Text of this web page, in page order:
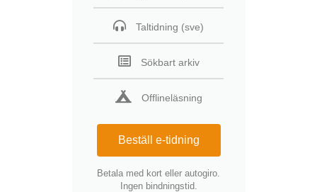
Taltidning (sve)
Sökbart arkiv
Offlineläsning
Beställ e-tidning
Betala med kort eller autogiro.
Ingen bindningstid.